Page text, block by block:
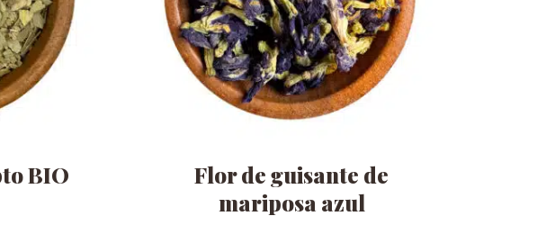
BIO
Flor de guisante de
mariposa azul